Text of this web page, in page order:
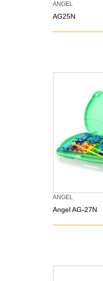
ANGEL
AG25N
ANGEL
Angel AG-27N